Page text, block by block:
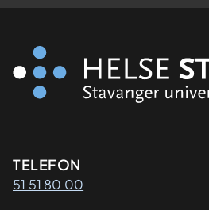
Kontaktinformasjon
TELEFON
51 51 80 00